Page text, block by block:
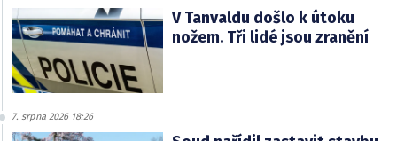
V Tanvaldu došlo k útoku
nožem. Tři lidé jsou zranění
7. srpna 2026 18:26